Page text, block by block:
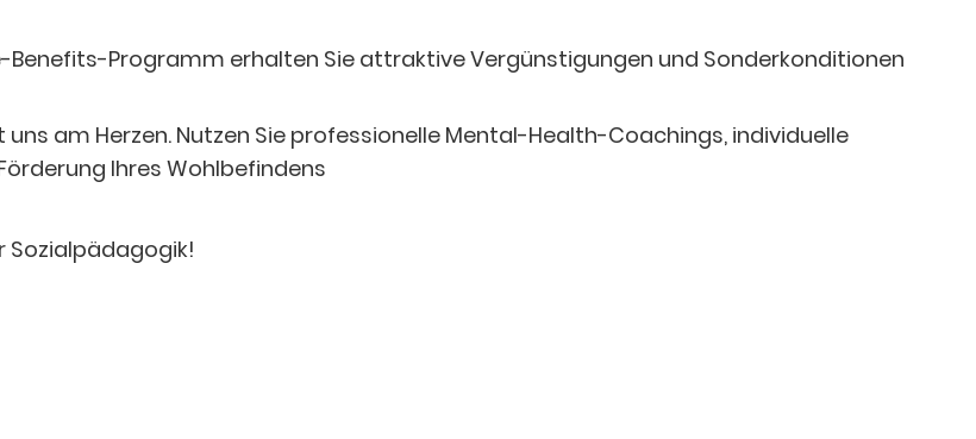
Benefits-Programm erhalten Sie attraktive Vergünstigungen und Sonderkonditionen
uns am Herzen. Nutzen Sie professionelle Mental-Health-Coachings, individuelle
Ihres Wohlbefindens
Sozialpädagogik!